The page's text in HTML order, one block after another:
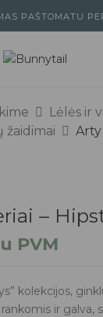
PAŠTOMATU
Lėlės ir
žaidimai
Arty
–
PVM
kolekcijos,
ir galva,